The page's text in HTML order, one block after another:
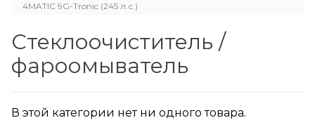
4MATIC 9G-Tronic (245 л.с.)
Стеклоочиститель /
фароомыватель
В этой категории нет ни одного товара.